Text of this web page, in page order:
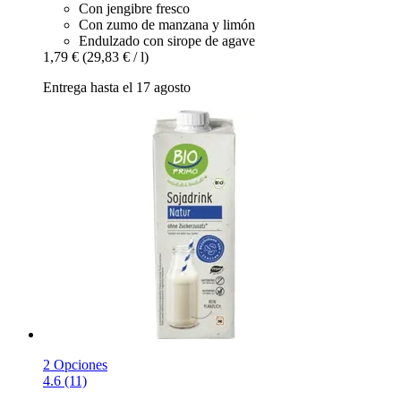
Con jengibre fresco
Con zumo de manzana y limón
Endulzado con sirope de agave
1,79 € (29,83 € / l)
Entrega hasta el 17 agosto
2 Opciones
4.6 (11)